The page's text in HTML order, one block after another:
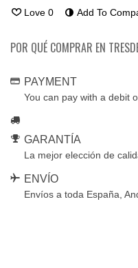
Love 0 Add To
POR QUÉ COMPRAR EN
PAYMENT
You can pay with a debit
GARANTÍA
La mejor elección de
ENVÍO
Envíos a toda España,